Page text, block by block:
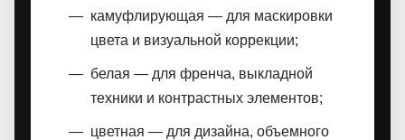
камуфлирующая — для маскировки
цвета и визуальной коррекции;
белая — для френча, выкладной
техники и контрастных элементов;
цветная — для дизайна, объемного